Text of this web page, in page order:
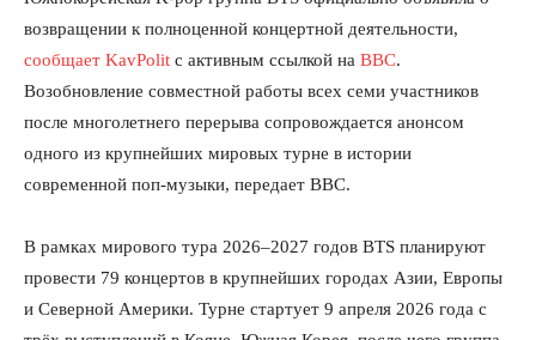
возвращении к полноценной концертной деятельности,
сообщает KavPolit с активным ссылкой на BBC.
Возобновление совместной работы всех семи участников
после многолетнего перерыва сопровождается анонсом
одного из крупнейших мировых турне в истории
современной поп-музыки, передает BBC.
В рамках мирового тура 2026–2027 годов BTS планируют
провести 79 концертов в крупнейших городах Азии, Европы
и Северной Америки. Турне стартует 9 апреля 2026 года с